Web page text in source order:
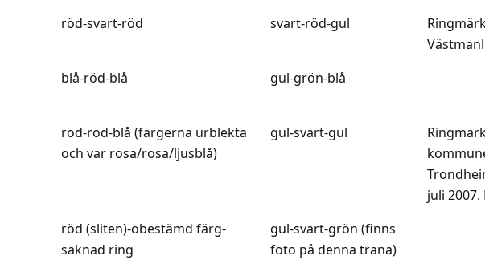
röd-svart-röd
svart-röd-gul
blå-röd-blå gul-grön-blå
röd-röd-blå (färgerna urblekta
och var rosa/rosa/ljusblå)
gul-svart-gul
juli 2007.
röd (sliten)-obestämd färg-
saknad ring
gul-svart-grön (finns
foto på denna trana)